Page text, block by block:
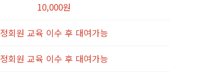
10,000원
정회원 교육 이수 후 대여가능
정회원 교육 이수 후 대여가능